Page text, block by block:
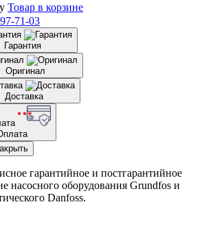
Товар в корзине
71-03
Гарантия
Оригинал
Доставка
гарантийное и постгарантийное
насосного оборудования Grundfos и
Danfoss.